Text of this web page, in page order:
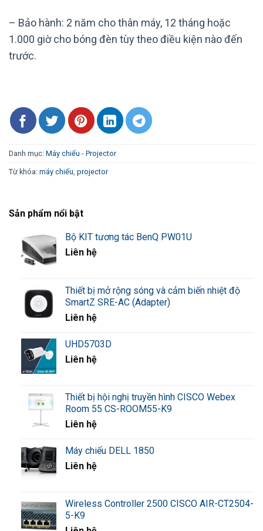
– Bảo hành: 2 năm cho thân máy, 12 tháng hoặc
1.000 giờ cho bóng đèn tùy theo điều kiện nào đến
trước.
Danh mục: Máy chiếu - Projector
Từ khóa: máy chiếu, projector
Sản phẩm nổi bật
Bộ KIT tương tác BenQ PW01U
Liên hệ
Thiết bị mở rộng sóng và cảm biến nhiệt độ
SmartZ SRE-AC (Adapter)
Liên hệ
UHD5703D
Liên hệ
Thiết bị hội nghị truyền hình CISCO Webex
Room 55 CS-ROOM55-K9
Liên hệ
Máy chiếu DELL 1850
Liên hệ
Wireless Controller 2500 CISCO AIR-CT2504-
5-K9